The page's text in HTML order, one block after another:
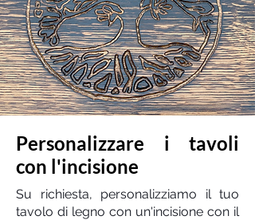
Personalizzare i tavoli
con l'incisione
Su richiesta, personalizziamo il tuo
tavolo di legno con un'incisione con il